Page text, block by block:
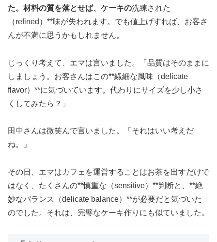
た。材料の質を落とせば、ケーキの洗練された
（refined）**味が失われます。でも値上げすれば、お客さ
んが不満に思うかもしれません。
じっくり考えて、エマは言いました。「品質はそのままに
しましょう。お客さんはこの**繊細な風味（delicate
flavor）**に気づいています。代わりにサイズを少し小さ
くしてみたら？」
田中さんは微笑んで言いました。「それはいい考えだ
ね。」
その日、エマはカフェを運営することはお茶を出すだけで
はなく、たくさんの**慎重な（sensitive）**判断と、**絶
妙なバランス（delicate balance）**が必要だと気づいた
のでした。それは、完璧なケーキ作りにも似ていました。